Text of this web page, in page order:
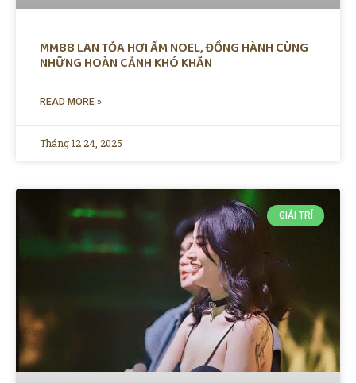
MM88 LAN TỎA HƠI ẤM NOEL, ĐỒNG HÀNH CÙNG
NHỮNG HOÀN CẢNH KHÓ KHĂN
READ MORE »
Tháng 12 24, 2025
GIẢI TRÍ